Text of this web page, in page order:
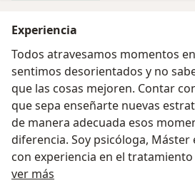
Experiencia
Todos atravesamos momentos
sentimos desorientados y no
que las cosas mejoren. Contar
que sepa enseñarte nuevas
de manera adecuada esos
diferencia. Soy psicóloga, Máster
con experiencia en el
ansiedad, depresión, adicciones,
ver más